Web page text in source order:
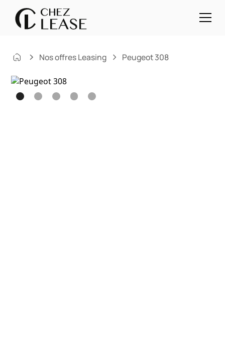
Nos offres Leasing Peugeot 308